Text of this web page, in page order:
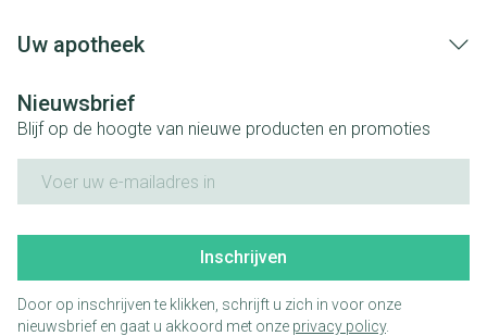
Uw apotheek
Nieuwsbrief
Blijf op de hoogte van nieuwe producten en promoties
Inschrijven
Door op inschrijven te klikken, schrijft u zich in voor onze
nieuwsbrief en gaat u akkoord met onze privacy policy.